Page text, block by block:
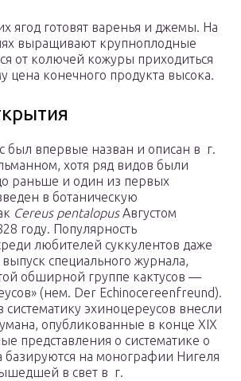
ягод готовят варенья и джемы. На
выращивают крупноплодные
от колючей кожуры приходиться
цена конечного продукта высока.
был впервые назван и описан в г.
хотя ряд видов были
раньше и один из первых
в ботаническую
Cereus pentalopusАвгустом
году. Популярность
любителей суккулентов даже
выпуск специального журнала,
обширной группе кактусов —
(нем. Der Echinocereenfreund).
эхиноцереусов внесли
опубликованные в конце XIX
представления о систематике о
базируются на монографии Нигеля
в свет в г.